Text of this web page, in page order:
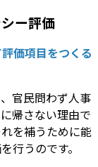
ー評価
価項目をつくる
官民問わず人事
帰さない理由で
を補うために能
行うのです。